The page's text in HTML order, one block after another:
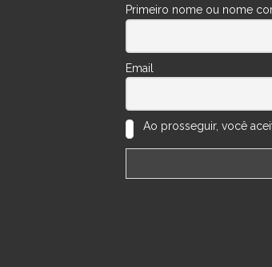
Primeiro nome ou nome
Email
Ao prosseguir, você